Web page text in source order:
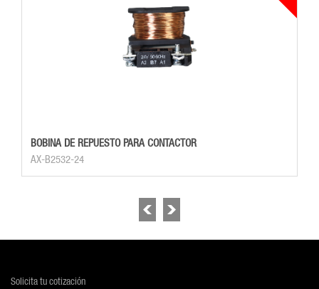
BOBINA DE REPUESTO PARA CONTACTOR
AX-B2532-24
Solicita tu cotización